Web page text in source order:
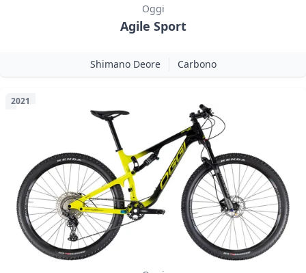
Oggi
Agile Sport
Shimano Deore Carbono
2021